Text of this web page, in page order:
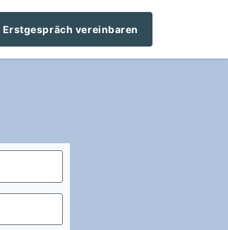
Erstgespräch vereinbaren